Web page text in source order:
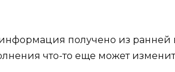
информация получено из ранней
что-то еще может